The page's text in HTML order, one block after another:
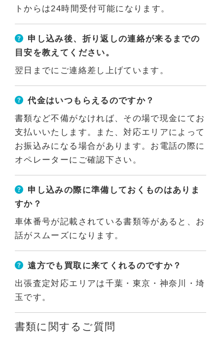
トからは24時間受付可能になります。
申し込み後、折り返しの連絡が来るまでの
目安を教えてください。
翌日までにご連絡差し上げています。
代金はいつもらえるのですか？
書類など不備がなければ、その場で現金にてお
支払いいたします。また、対応エリアによって
お振込みになる場合があります。お電話の際に
オペレーターにご確認下さい。
申し込みの際に準備しておくものはありま
すか？
車体番号が記載されている書類等があると、お
話がスムーズになります。
遠方でも買取に来てくれるのですか？
出張査定対応エリアは千葉・東京・神奈川・埼
玉です。
書類に関するご質問